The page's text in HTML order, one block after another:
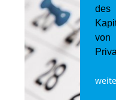
des
von